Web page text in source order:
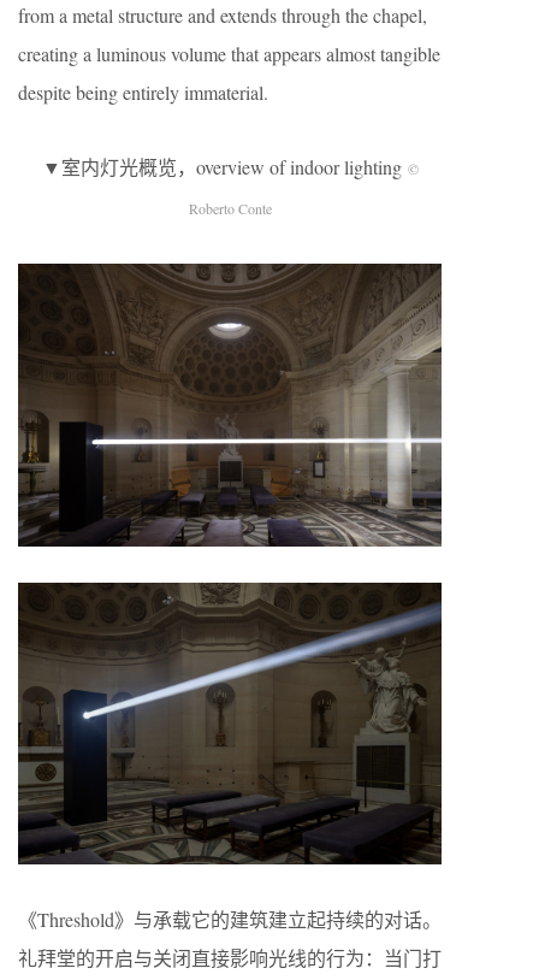
from a metal structure and extends through the chapel,
creating a luminous volume that appears almost tangible
despite being entirely immaterial.
▼室内灯光概览，overview of indoor lighting ©
Roberto Conte
《Threshold》与承载它的建筑建立起持续的对话。
礼拜堂的开启与关闭直接影响光线的行为：当门打